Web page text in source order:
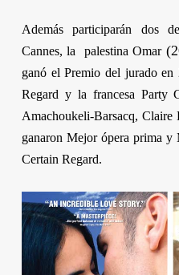
Además participarán dos
Cannes, la palestinaOmar
ganó el Premio del jurado
Regard y la francesa Party
Amachoukeli-Barsacq, Claire
ganaron Mejor ópera prima
Certain Regard.